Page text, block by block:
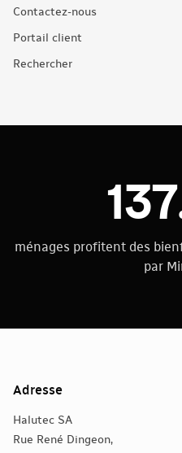
Contactez-nous
Portail client
Rechercher
ménages profitent des
par
Adresse
Halutec SA
Rue René Dingeon,